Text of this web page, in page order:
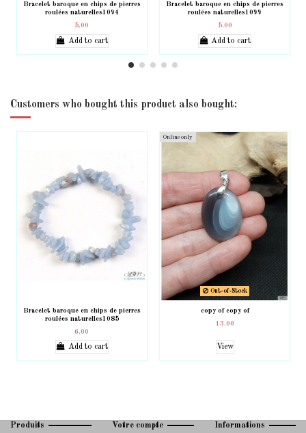
Bracelet baroque en chips de pierres
roulées naturelles1094
5.00
Add to cart
Bracelet baroque en chips de pierres
roulées naturelles1099
5.00
Add to cart
Customers who bought this product also bought:
Bracelet baroque en chips de pierres
roulées naturelles1085
6.00
Add to cart
Online only
Out-of-Stock
copy of copy of
13.00
View
Produits Votre compte Informations